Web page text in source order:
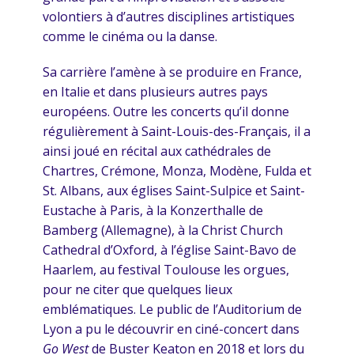
volontiers à d’autres disciplines artistiques
comme le cinéma ou la danse.
Sa carrière l’amène à se produire en France,
en Italie et dans plusieurs autres pays
européens. Outre les concerts qu’il donne
régulièrement à Saint-Louis-des-Français, il a
ainsi joué en récital aux cathédrales de
Chartres, Crémone, Monza, Modène, Fulda et
St. Albans, aux églises Saint-Sulpice et Saint-
Eustache à Paris, à la Konzerthalle de
Bamberg (Allemagne), à la Christ Church
Cathedral d’Oxford, à l’église Saint-Bavo de
Haarlem, au festival Toulouse les orgues,
pour ne citer que quelques lieux
emblématiques. Le public de l’Auditorium de
Lyon a pu le découvrir en ciné-concert dans
Go Westde Buster Keaton en 2018 et lors du